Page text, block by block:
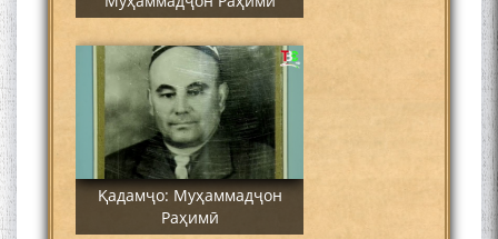
Қадамҷо: Муҳаммадҷон
Раҳимӣ